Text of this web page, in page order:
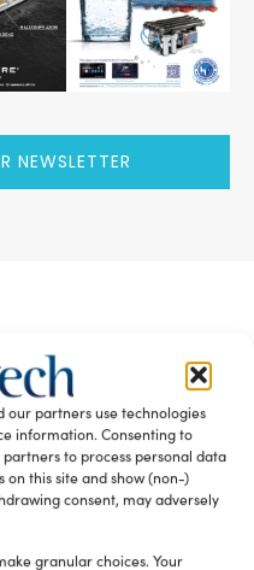
our partners use technologies
information. Consenting to
to process personal data
on this site and show (non-)
consent, may adversely
granular choices. Your
NEWSLETTER